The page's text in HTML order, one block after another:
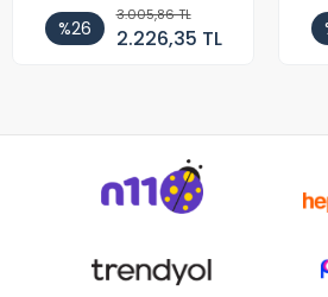
%26
3.005,86 TL
2.226,35 TL